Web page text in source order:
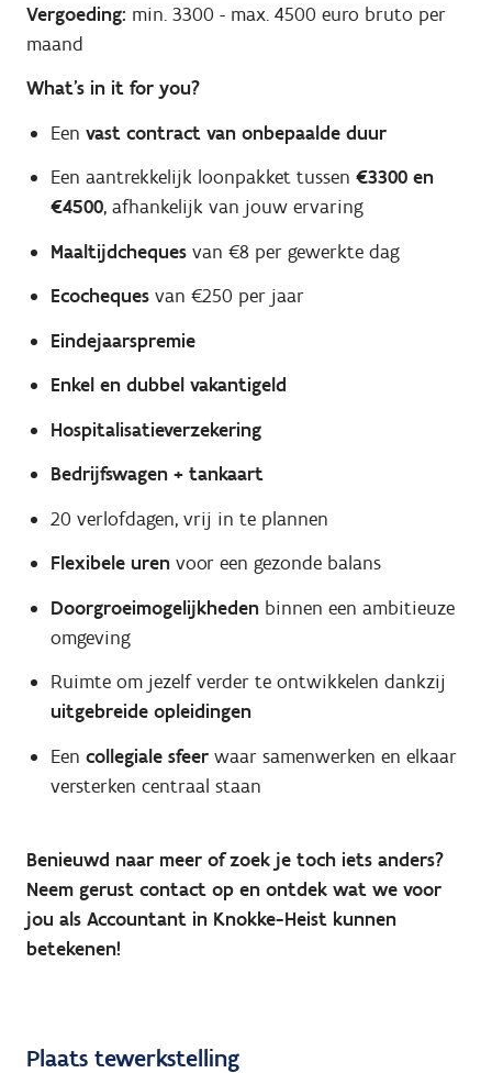
Vergoeding: min. 3300 - max. 4500 euro bruto per
maand
What's in it for you?
Een vast contract van onbepaalde duur
Een aantrekkelijk loonpakket tussen €3300 en
€4500, afhankelijk van jouw ervaring
Maaltijdcheques van €8 per gewerkte dag
Ecocheques van €250 per jaar
Eindejaarspremie
Enkel en dubbel vakantigeld
Hospitalisatieverzekering
Bedrijfswagen + tankaart
20 verlofdagen, vrij in te plannen
Flexibele urenvoor een gezonde balans
Doorgroeimogelijkheden binnen een ambitieuze
omgeving
Ruimte om jezelf verder te ontwikkelen dankzij
uitgebreide opleidingen
Een collegiale sfeerwaar samenwerken en elkaar
versterken centraal staan
Benieuwd naar meer of zoek je toch iets anders?
Neem gerust contact op en ontdek wat we voor
jou als Accountant in Knokke-Heist kunnen
betekenen!
Plaats tewerkstelling